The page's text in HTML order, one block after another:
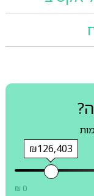
₪126,403
₪ 0